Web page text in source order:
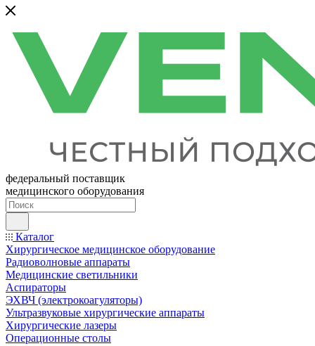
федеральный поставщик
медицинского оборудования
Каталог
Хирургическое медицинское оборудование
Радиоволновые аппараты
Медицинские светильники
Аспираторы
ЭХВЧ (электрокоагуляторы)
Ультразвуковые хирургические аппараты
Хирургические лазеры
Операционные столы